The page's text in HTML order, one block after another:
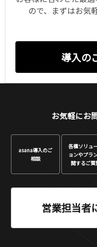
ので、まずはお気
導入の
お気軽にお
asana導入のご
相談
各種ソリュ
ョンやプラ
関するご質
営業担当者